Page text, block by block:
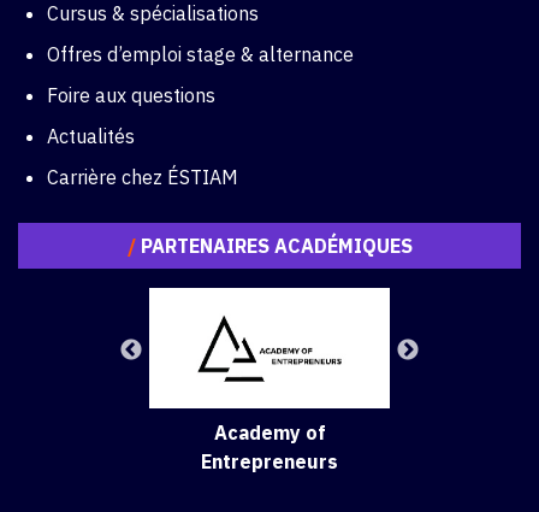
Cursus & spécialisations
Offres d’emploi stage & alternance
Foire aux questions
Actualités
Carrière chez ÉSTIAM
/PARTENAIRES ACADÉMIQUES
Academy of
Entrepreneurs